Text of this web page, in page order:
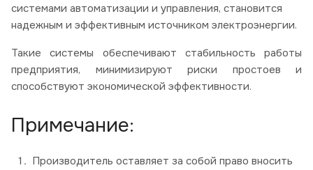
системами автоматизации и управления, становится
надежным и эффективным источником электроэнергии.
Такие системы обеспечивают стабильность работы
предприятия, минимизируют риски простоев и
способствуют экономической эффективности.
Примечание:
Производитель оставляет за собой право вносить